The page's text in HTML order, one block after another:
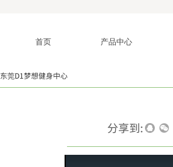
首页 产品中心
分享到:
东莞D1梦想健身中心